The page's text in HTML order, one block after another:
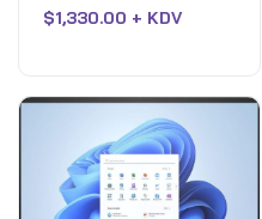
Graphics 16GB DDR4
Siyahı
aldı
$1,330.00 + KDV